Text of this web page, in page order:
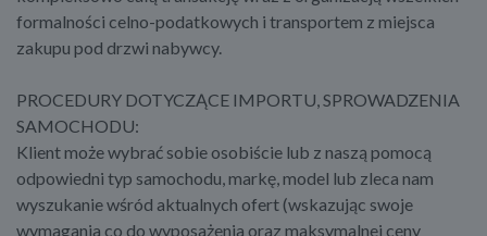
formalności celno-podatkowych i transportem z miejsca
zakupu pod drzwi nabywcy.
PROCEDURY DOTYCZĄCE IMPORTU, SPROWADZENIA
SAMOCHODU:
Klient może wybrać sobie osobiście lub z naszą pomocą
odpowiedni typ samochodu, markę, model lub zleca nam
wyszukanie wśród aktualnych ofert (wskazując swoje
wymagania co do wyposażenia oraz maksymalnej ceny